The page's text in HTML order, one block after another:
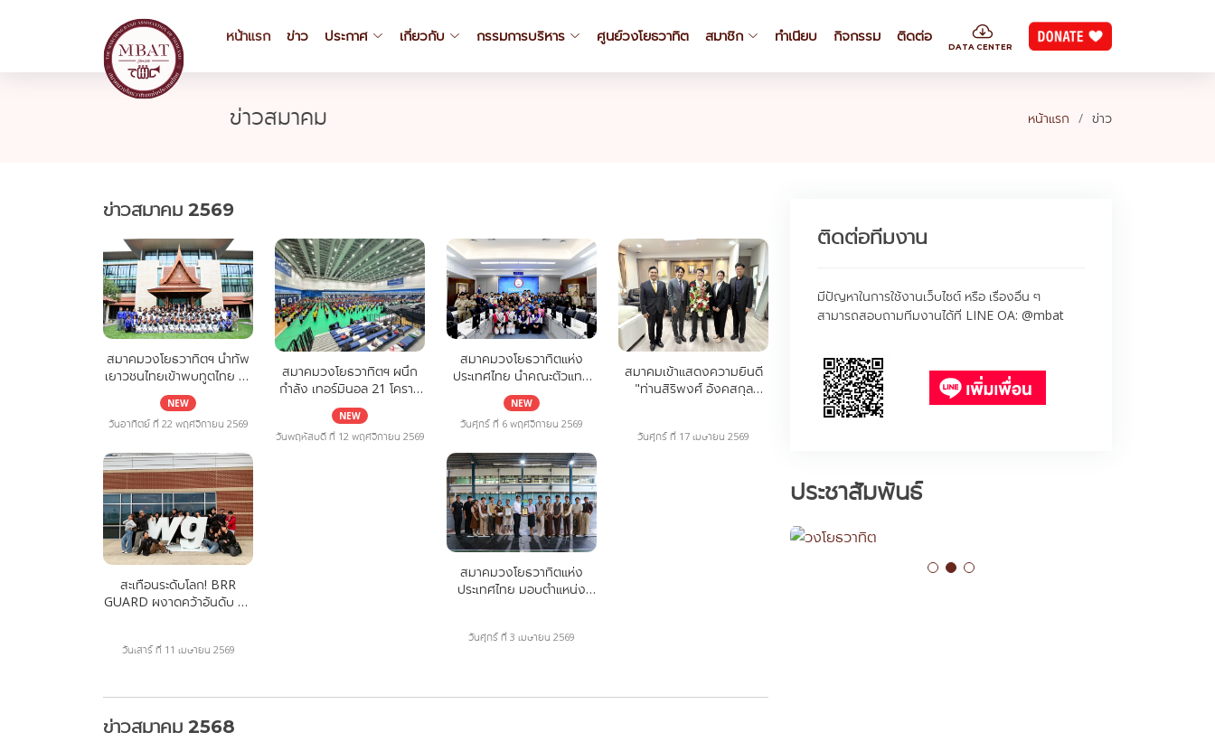
หน้าแรก ข่าว ประกาศ เกี่ยวกับ กรรมการบริหาร ศูนย์วงโยธวาทิต สมาชิก ทำเนียบ กิจกรรม ติดต่อ
DATA CENTER
ข่าวสมาคม หน้าแรก ข่าว
ข่าวสมาคม 2569
สมาคมวงโยธวาทิตฯ นำทัพ
เยาวชนไทยเข้าพบทูตไทย ณ
กรุงปักกิ่ง ฉลองความสำเร็จ
กวาดแชมป์นานาชาติเวที
Drum Corps Asia 2026
NEW
วันอาทิตย์ ที่ 22 พฤศจิกายน 2569
สมาคมวงโยธวาทิตฯ ผนึก
กำลัง เทอร์มินอล 21 โคราช
จัดอบรมใหญ่ประจำปี 2569
ยกระดับศักยภาพครูและ
นักเรียนกว่า 2,000 ชีวิต
NEW
วันพฤหัสบดี ที่ 12 พฤศจิกายน 2569
สมาคมวงโยธวาทิตแห่ง
ประเทศไทย นำคณะตัวแทน
13 โรงเรียน เข้าพบ
รมช.คมนาคม รับโอวาทก่อน
ลุยศึกนานาชาติ พร้อมร่วม
สมุทรปราการ" แชมป์
TWMC 2025
NEW
วันศุกร์ ที่ 6 พฤศจิกายน 2569
สมาคมเข้าแสดงความยินดี
"ท่านสิริพงศ์ อังคสกุล
"บุคคลผู้ทรงคุณูปการ" แห่ง
วันศุกร์ ที่ 17 เมษายน 2569
สะเทือนระดับโลก! BRR
GUARD ผงาดคว้าอันดับ 20
วันเสาร์ ที่ 11 เมษายน 2569
สมาคมวงโยธวาทิตแห่ง
ประเทศไทย มอบตำแหน่ง
ราชรังสฤษฎิ์ ก่อนลุยศึก
วันศุกร์ ที่ 3 เมษายน 2569
ข่าวสมาคม 2568
ติดต่อทีมงาน
มีปัญหาในการใช้งานเว็บไซต์ หรือ เรื่องอื่น ๆ
สามารถสอบถามทีมงานได้ที่ LINE OA: @mbat
ประชาสัมพันธ์